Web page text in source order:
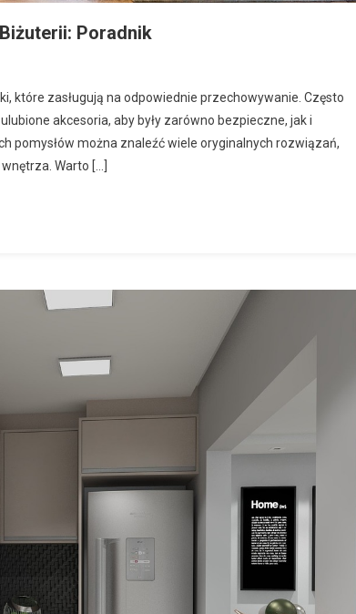
Poradnik
które zasługują na odpowiednie przechowywanie. Często
akcesoria, aby były zarówno bezpieczne, jak i
pomysłów można znaleźć wiele oryginalnych rozwiązań,
Warto […]